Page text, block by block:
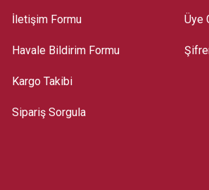
Gönder
İletişim Formu
Havale Bildirim Formu
Kargo Takibi
Sipariş Sorgula
Üye